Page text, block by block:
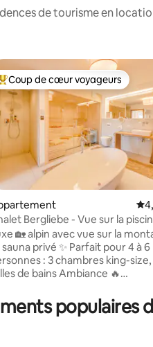
de tourisme en
sur la base de 25
Coups de cœur voyageurs les
Coup de cœur voyageurs
Bergliebe - Vue sur la
de l'hôtel et sauna
🏡 alpin avec vue sur la
privé ✨ Parfait pour 4 à 6
: 3 chambres king-size,
de bains Ambiance 🔥
sur pieds, sauna
🍽 haut de gamme :
populaires